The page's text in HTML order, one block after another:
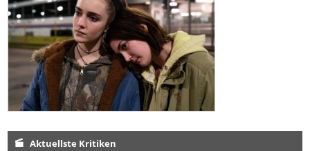
Aktuellste Kritiken